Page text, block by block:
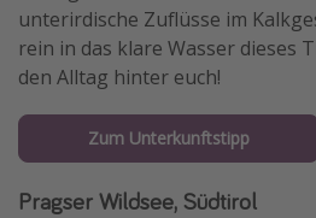
unterirdische Zuflüsse im
rein in das klare Wasser dieses
den Alltag hinter euch!
Zum Unterkunftstipp
Pragser Wildsee, Südtirol